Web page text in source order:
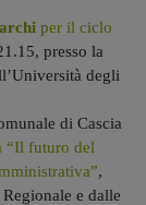
per il ciclo
presso la
degli
di Cascia
“Il futuro del
,
e dalle